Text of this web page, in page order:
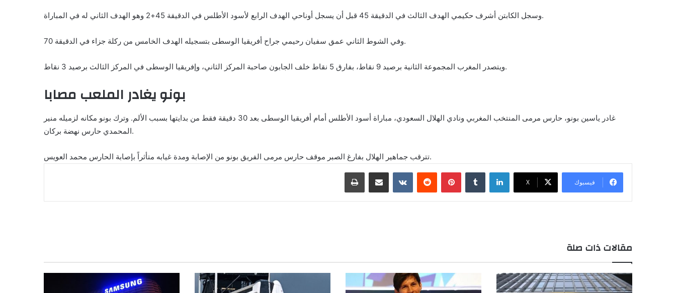
وسجل الكابتن أشرف حكيمي الهدف الثالث في الدقيقة 45 قبل أن يسجل أوناحي الهدف الرابع لأسود الأطلس في الدقيقة 45+2 وهو الهدف الثاني له في المباراة.
وفي الشوط الثاني عمق سفيان رحيمي جراح أفريقيا الوسطى بتسجيله الهدف الخامس من ركلة جزاء في الدقيقة 70.
ويتصدر المغرب المجموعة الثانية برصيد 9 نقاط، بفارق 5 نقاط خلف الجابون صاحبة المركز الثاني، وإفريقيا الوسطى في المركز الثالث برصيد 3 نقاط.
بونو يغادر الملعب مصابا
غادر ياسين بونو، حارس مرمى المنتخب المغربي ونادي الهلال السعودي، مباراة أسود الأطلس أمام أفريقيا الوسطى بعد 30 دقيقة فقط من بدايتها بسبب الألم. وترك بونو مكانه لزميله منير
المحمدي حارس نهضة بركان.
تترقب جماهير الهلال بفارغ الصبر موقف حارس مرمى الفريق بونو من الإصابة ومدة غيابه متأثراً بإصابة الحارس محمد العويس.
فيسبوك X
لينكدإن بينتيريست مشاركة عبر البريد طباعة
مقالات ذات صلة